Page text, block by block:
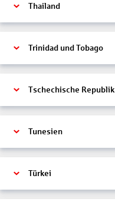
Thailand
Trinidad und Tobago
Tschechische Republik
Tunesien
Türkei